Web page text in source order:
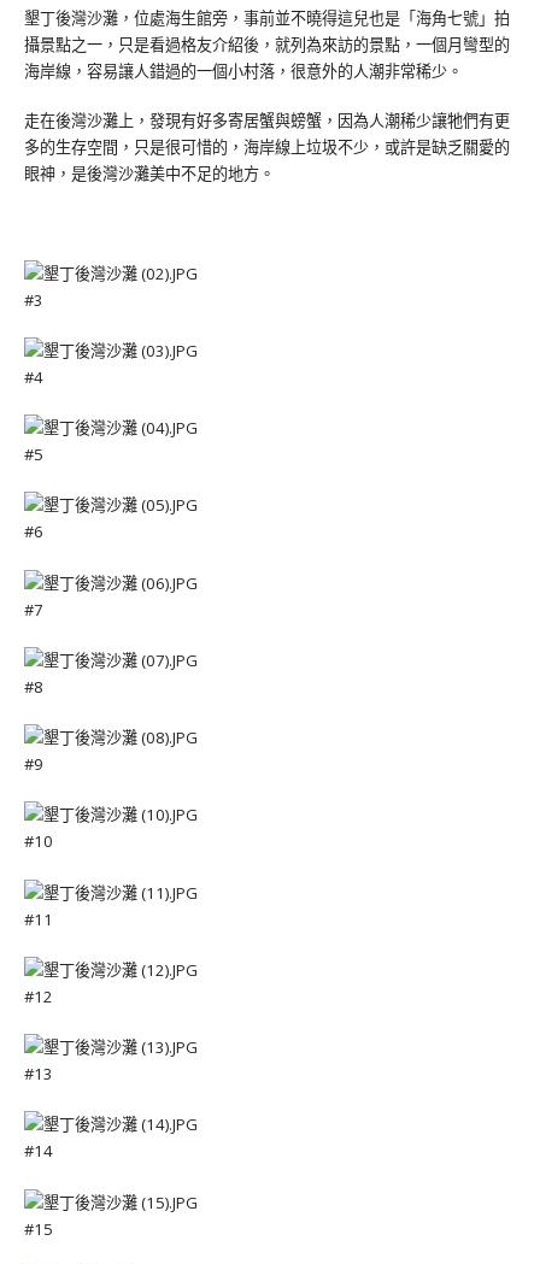
墾丁後灣沙灘，位處海生館旁，事前並不曉得這兒也是「海角七號」拍
攝景點之一，只是看過格友介紹後，就列為來訪的景點，一個月彎型的
海岸線，容易讓人錯過的一個小村落，很意外的人潮非常稀少。
走在後灣沙灘上，發現有好多寄居蟹與螃蟹，因為人潮稀少讓牠們有更
多的生存空間，只是很可惜的，海岸線上垃圾不少，或許是缺乏關愛的
眼神，是後灣沙灘美中不足的地方。
#3
#4
#5
#6
#7
#8
#9
#10
#11
#12
#13
#14
#15